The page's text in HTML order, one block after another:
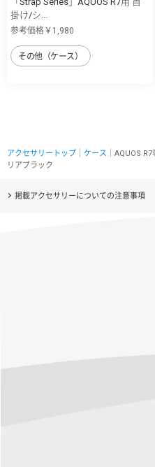
掛け/シ...
参考価格￥1,980
その他（ケース）
アクセサリートップ ケース ｜AQUOS
リアブラック
掲載アクセサリーについての注意事項